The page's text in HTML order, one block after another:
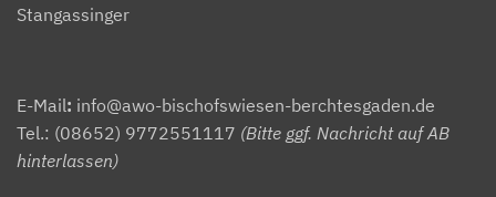
Stangassinger
E-Mail: info@awo-bischofswiesen-berchtesgaden.de
Tel.: (08652) 9772551117 (Bitte ggf. Nachricht auf AB
hinterlassen)